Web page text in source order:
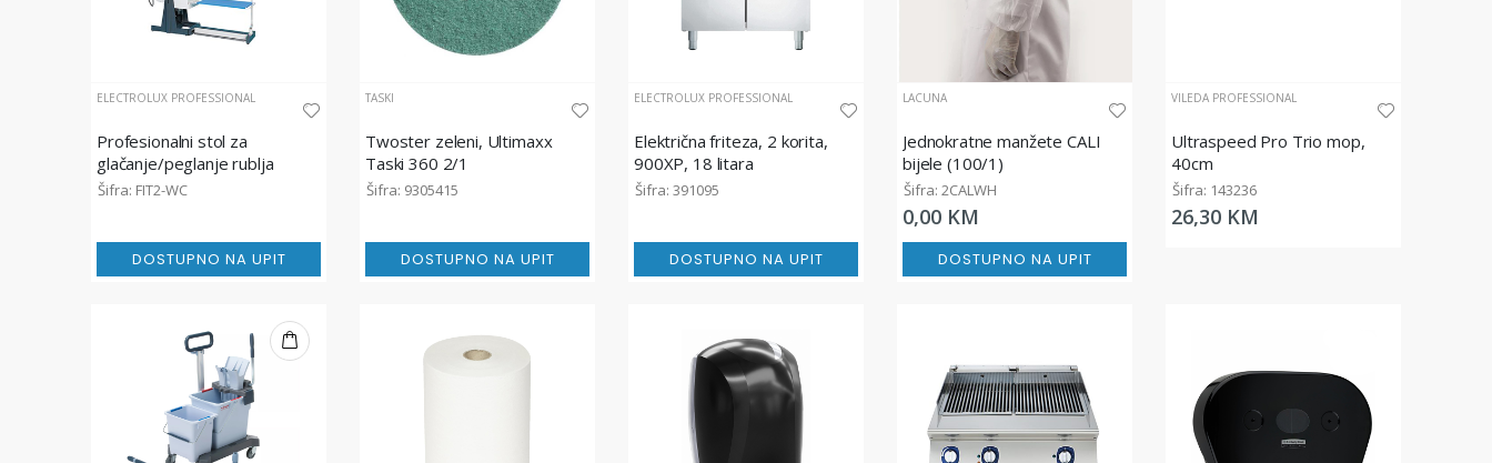
ELECTROLUX PROFESSIONAL
Profesionalni stol za
glačanje/peglanje rublja
Šifra: FIT2-WC
DOSTUPNO NA UPIT
TASKI
Twoster zeleni, Ultimaxx
Taski 360 2/1
Šifra: 9305415
DOSTUPNO NA UPIT
ELECTROLUX PROFESSIONAL
Električna friteza, 2 korita,
900XP, 18 litara
Šifra: 391095
DOSTUPNO NA UPIT
LACUNA
Jednokratne manžete CALI
bijele (100/1)
Šifra: 2CALWH
0,00 KM
DOSTUPNO NA UPIT
VILEDA PROFESSIONAL
Ultraspeed Pro Trio mop,
40cm
Šifra: 143236
26,30 KM